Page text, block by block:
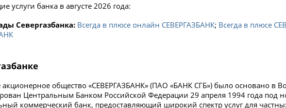
услуги банка в августе 2026 года:
Севергазбанка: Всегда в плюсе онлайн СЕВЕРГАЗБАНК; Всегда в плюсе
общество «СЕВЕРГАЗБАНК» (ПАО «БАНК СГБ») было основано в
Центральным Банком Российской Федерации 29 апреля 1994 года
коммерческий банк, предоставляющий широкий спектр услуг для